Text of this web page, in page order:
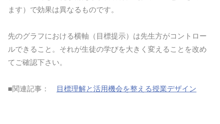
ます）で効果は異なるものです。
先のグラフにおける横軸（目標提示）は先生方がコントロー
ルできること。それが生徒の学びを大きく変えることを改め
てご確認下さい。
■関連記事： 目標理解と活用機会を整える授業デザイン